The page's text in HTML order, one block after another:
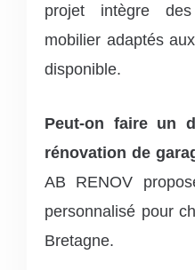
projet intègre
mobilier adaptés
disponible.
Peut-on faire un
rénovation de
AB RENOV
personnalisé pour
Bretagne.